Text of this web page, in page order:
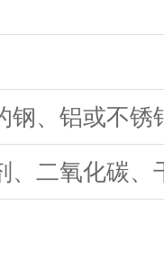
钢、铝或不锈
、二氧化碳、